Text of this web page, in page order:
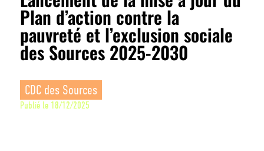
Plan d’action contre la
pauvreté et l’exclusion sociale
des Sources 2025-2030
CDC des Sources
Publié le 18/12/2025